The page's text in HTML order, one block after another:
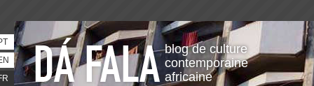
blog de culture
contemporaine
africaine